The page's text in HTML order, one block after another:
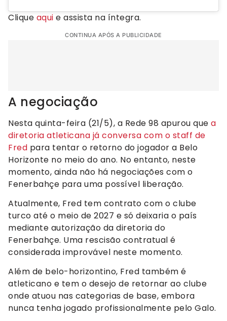
Clique aqui e assista na íntegra.
CONTINUA APÓS A PUBLICIDADE
A negociação
Nesta quinta-feira (21/5), a Rede 98 apurou que a
diretoria atleticana já conversa com o staff de
Fred para tentar o retorno do jogador a Belo
Horizonte no meio do ano. No entanto, neste
momento, ainda não há negociações com o
Fenerbahçe para uma possível liberação.
Atualmente, Fred tem contrato com o clube
turco até o meio de 2027 e só deixaria o país
mediante autorização da diretoria do
Fenerbahçe. Uma rescisão contratual é
considerada improvável neste momento.
Além de belo-horizontino, Fred também é
atleticano e tem o desejo de retornar ao clube
onde atuou nas categorias de base, embora
nunca tenha jogado profissionalmente pelo Galo.